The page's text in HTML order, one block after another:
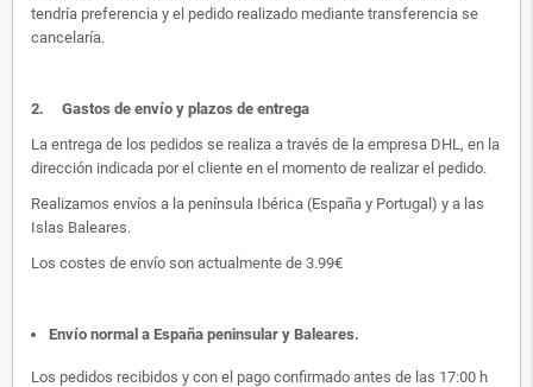
tendría preferencia y el pedido realizado mediante transferencia se
cancelaría.
2. Gastos de envío y plazos de entrega
La entrega de los pedidos se realiza a través de la empresa DHL, en la
dirección indicada por el cliente en el momento de realizar el pedido.
Realizamos envíos a la península Ibérica (España y Portugal) y a las
Islas Baleares.
Los costes de envío son actualmente de 3.99€
Envío normal a España peninsular y Baleares.
Los pedidos recibidos y con el pago confirmado antes de las 17:00 h